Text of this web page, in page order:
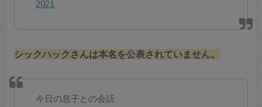
2021
シックハックさんは本名を公表されていません。
今日の息子との会話